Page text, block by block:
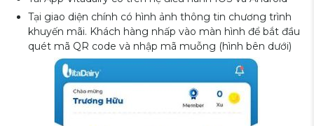
Tại giao diện chính có hình ảnh thông tin chương trình
khuyến mãi. Khách hàng nhấp vào màn hình để bắt đầu
quét mã QR code và nhập mã muỗng (hình bên dưới)